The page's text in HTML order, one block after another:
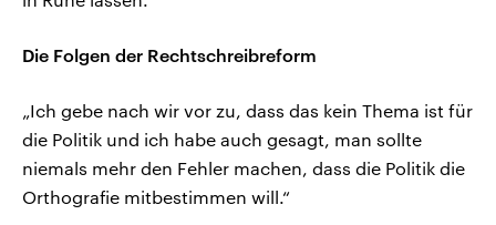
Die Folgen der Rechtschreibreform
„Ich gebe nach wir vor zu, dass das kein Thema ist für
die Politik und ich habe auch gesagt, man sollte
niemals mehr den Fehler machen, dass die Politik die
Orthografie mitbestimmen will.“